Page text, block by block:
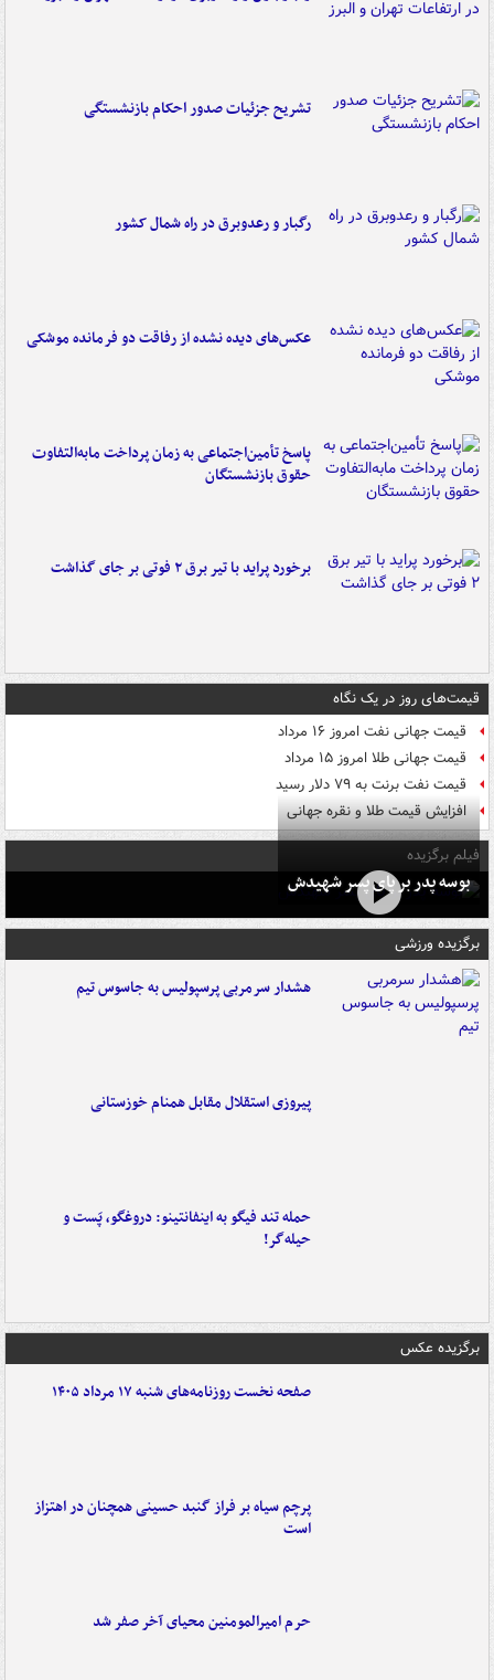
تشریح جزئیات صدور احکام بازنشستگی
رگبار و رعدوبرق در راه شمال کشور
عکس‌های دیده نشده از رفاقت دو فرمانده‌ موشکی
پاسخ تأمین‌اجتماعی به زمان پرداخت مابه‌التفاوت
حقوق بازنشستگان
برخورد پراید با تیر برق ۲ فوتی بر جای گذاشت
قیمت‌های روز در یک نگاه
قیمت جهانی نفت امروز ۱۶ مرداد
قیمت جهانی طلا امروز ۱۵ مرداد
قیمت نفت برنت به ۷۹ دلار رسید
افزایش قیمت طلا و نقره جهانی
فیلم برگزیده
بوسه‌ پدر بر پای پسر شهیدش
برگزیده ورزشی
هشدار سرمربی پرسپولیس به جاسوس تیم
پیروزی استقلال مقابل همنام خوزستانی
حمله تند فیگو به اینفانتینو: دروغگو، پَست‌ و
حیله‌گر!
برگزیده عکس
صفحه نخست روزنامه‌های شنبه ۱۷ مرداد ۱۴۰۵
پرچم سیاه بر فراز گنبد حسینی همچنان در اهتزاز
است
حرم امیرالمومنین محیای آخر صفر شد